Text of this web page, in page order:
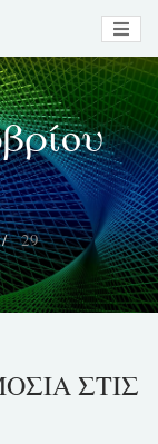
29
ΣΤΙΣ